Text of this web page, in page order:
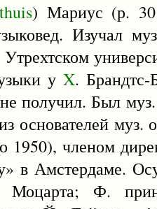
) Мариус (р.
Изучал
у X.
получил. Был
основателей муз.
1950), членом
в Амстердаме.
Ф.